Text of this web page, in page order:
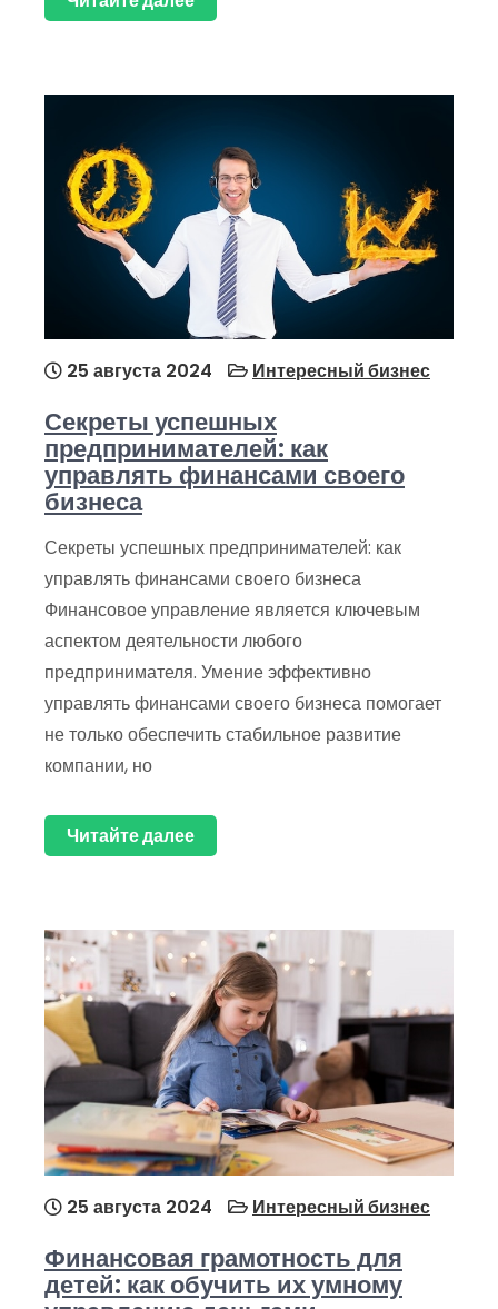
25 августа 2024 Интересный бизнес
Секреты успешных
предпринимателей: как
управлять финансами своего
бизнеса
Секреты успешных предпринимателей: как
управлять финансами своего бизнеса
Финансовое управление является ключевым
аспектом деятельности любого
предпринимателя. Умение эффективно
управлять финансами своего бизнеса помогает
не только обеспечить стабильное развитие
компании, но
Читайте далее
25 августа 2024 Интересный бизнес
Финансовая грамотность для
детей: как обучить их умному